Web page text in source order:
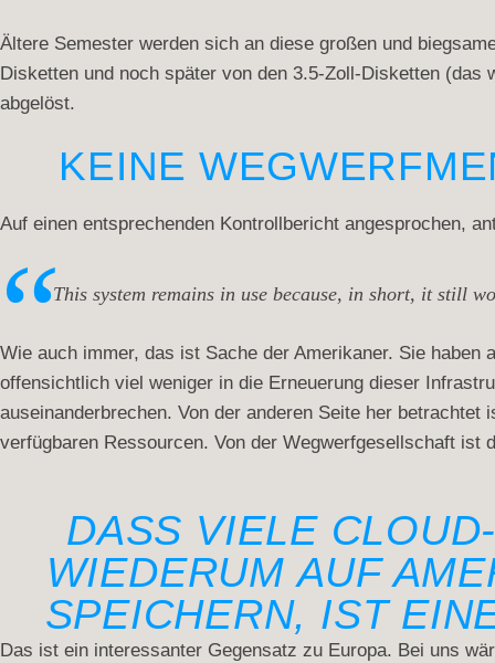
Ältere Semester werden sich an diese großen und
Disketten und noch später von den 3.5-Zoll-Disketten
abgelöst.
KEINE
Auf einen entsprechenden Kontrollbericht angesprochen,
This system remains in use because, in short, it still
Wie auch immer, das ist Sache der Amerikaner. Sie
offensichtlich viel weniger in die Erneuerung dieser
auseinanderbrechen. Von der anderen Seite her
verfügbaren Ressourcen. Von der Wegwerfgesellschaft
DASS VIELE
WIEDERUM AUF
SPEICHERN, IST
Das ist ein interessanter Gegensatz zu Europa. Bei uns